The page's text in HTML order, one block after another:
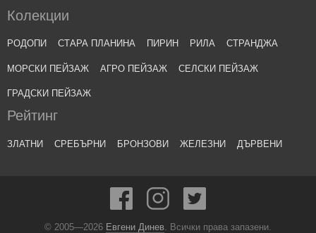
Колекции
РОДОПИ СТАРА ПЛАНИНА ПИРИН РИЛА СТРАНДЖА
МОРСКИ ПЕЙЗАЖ АГРО ПЕЙЗАЖ СЕЛСКИ ПЕЙЗАЖ
ГРАДСКИ ПЕЙЗАЖ
Рейтинг
ЗЛАТНИ СРЕБЪРНИ БРОНЗОВИ ЖЕЛЕЗНИ ДЪРВЕНИ
© 2005—2026 Евгени Динев . Всички права запазени.